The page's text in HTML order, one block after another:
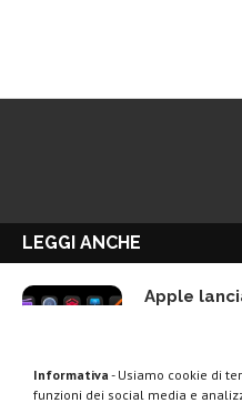
Informativa - Usiamo cookie di
funzioni dei social media e
LEGGI ANCHE
Apple